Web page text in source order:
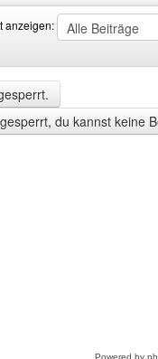
anzeigen:
du kannst keine
Powered by